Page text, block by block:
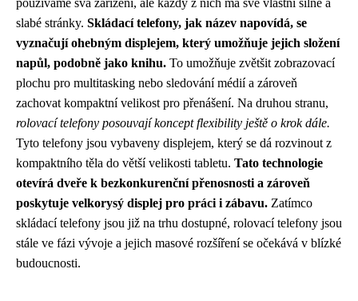
používáme svá zařízení, ale každý z nich má své vlastní silné a
slabé stránky. Skládací telefony, jak název napovídá, se
vyznačují ohebným displejem, který umožňuje jejich složení
napůl, podobně jako knihu. To umožňuje zvětšit zobrazovací
plochu pro multitasking nebo sledování médií a zároveň
zachovat kompaktní velikost pro přenášení. Na druhou stranu,
rolovací telefony posouvají koncept flexibility ještě o krok dále.
Tyto telefony jsou vybaveny displejem, který se dá rozvinout z
kompaktního těla do větší velikosti tabletu. Tato technologie
otevírá dveře k bezkonkurenční přenosnosti a zároveň
poskytuje velkorysý displej pro práci i zábavu. Zatímco
skládací telefony jsou již na trhu dostupné, rolovací telefony jsou
stále ve fázi vývoje a jejich masové rozšíření se očekává v blízké
budoucnosti.